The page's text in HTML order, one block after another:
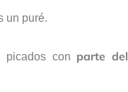
un puré.
picados con parte del